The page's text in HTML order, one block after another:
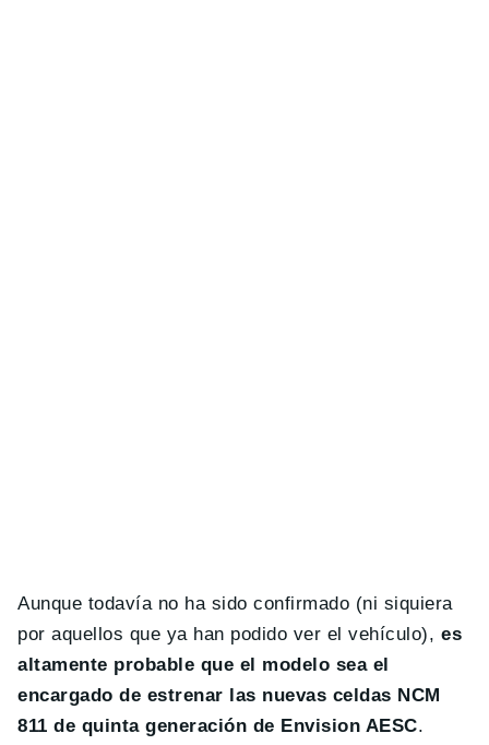
Aunque todavía no ha sido confirmado (ni siquiera
por aquellos que ya han podido ver el vehículo), es
altamente probable que el modelo sea el
encargado de estrenar las nuevas celdas NCM
811 de quinta generación de Envision AESC.